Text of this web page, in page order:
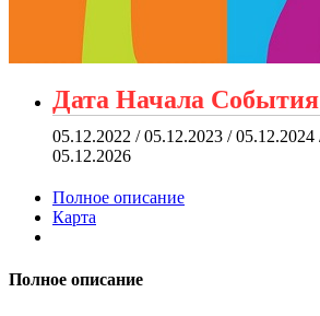
Дата Начала
05.12.2022 / 05.12.2023 / 05.12.2024
05.12.2026
Полное описание
Карта
Полное описание